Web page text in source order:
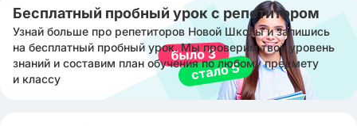
Бесплатный пробный урок с репетитором
Узнай больше про репетиторов Новой Школы и запишись
на бесплатный пробный урок. Мы проверим твой уровень
знаний и составим план обучения по любому предмету
и классу